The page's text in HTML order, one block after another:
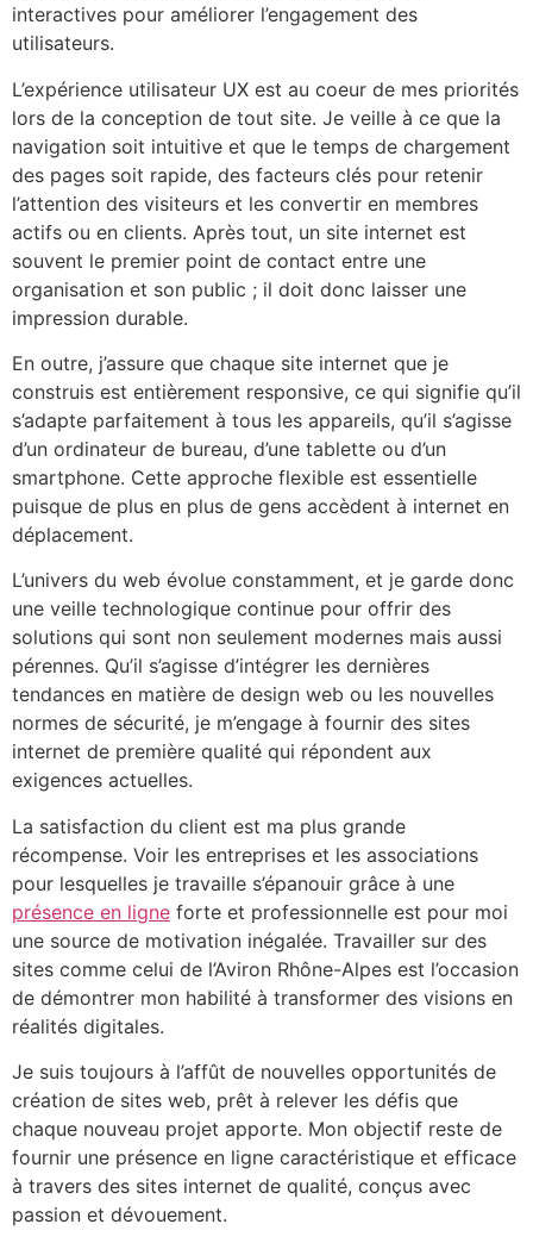
interactives pour améliorer l’engagement des
utilisateurs.
L’expérience utilisateur UX est au coeur de mes priorités
lors de la conception de tout site. Je veille à ce que la
navigation soit intuitive et que le temps de chargement
des pages soit rapide, des facteurs clés pour retenir
l’attention des visiteurs et les convertir en membres
actifs ou en clients. Après tout, un site internet est
souvent le premier point de contact entre une
organisation et son public ; il doit donc laisser une
impression durable.
En outre, j’assure que chaque site internet que je
construis est entièrement responsive, ce qui signifie qu’il
s’adapte parfaitement à tous les appareils, qu’il s’agisse
d’un ordinateur de bureau, d’une tablette ou d’un
smartphone. Cette approche flexible est essentielle
puisque de plus en plus de gens accèdent à internet en
déplacement.
L’univers du web évolue constamment, et je garde donc
une veille technologique continue pour offrir des
solutions qui sont non seulement modernes mais aussi
pérennes. Qu’il s’agisse d’intégrer les dernières
tendances en matière de design web ou les nouvelles
normes de sécurité, je m’engage à fournir des sites
internet de première qualité qui répondent aux
exigences actuelles.
La satisfaction du client est ma plus grande
récompense. Voir les entreprises et les associations
pour lesquelles je travaille s’épanouir grâce à une
présence en ligne forte et professionnelle est pour moi
une source de motivation inégalée. Travailler sur des
sites comme celui de l’Aviron Rhône-Alpes est l’occasion
de démontrer mon habilité à transformer des visions en
réalités digitales.
Je suis toujours à l’affût de nouvelles opportunités de
création de sites web, prêt à relever les défis que
chaque nouveau projet apporte. Mon objectif reste de
fournir une présence en ligne caractéristique et efficace
à travers des sites internet de qualité, conçus avec
passion et dévouement.